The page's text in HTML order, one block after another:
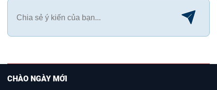
CHÀO NGÀY MỚI